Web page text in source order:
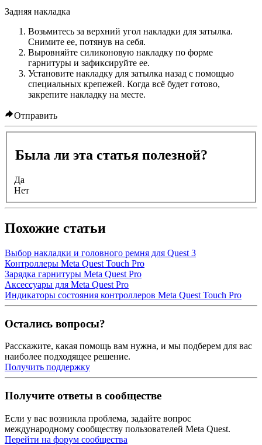
Задняя накладка
Возьмитесь за верхний угол накладки для затылка.
Снимите ее, потянув на себя.
Выровняйте силиконовую накладку по форме
гарнитуры и зафиксируйте ее.
Установите накладку для затылка назад с помощью
специальных крепежей. Когда всё будет готово,
закрепите накладку на месте.
Отправить
Была ли эта статья полезной?
Да
Нет
Похожие статьи
Выбор накладки и головного ремня для Quest 3
Контроллеры Meta Quest Touch Pro
Зарядка гарнитуры Meta Quest Pro
Аксессуары для Meta Quest Pro
Индикаторы состояния контроллеров Meta Quest Touch Pro
Остались вопросы?
Расскажите, какая помощь вам нужна, и мы подберем для вас
наиболее подходящее решение.
Получить поддержку
Получите ответы в сообществе
Если у вас возникла проблема, задайте вопрос
международному сообществу пользователей Meta Quest.
Перейти на форум сообщества